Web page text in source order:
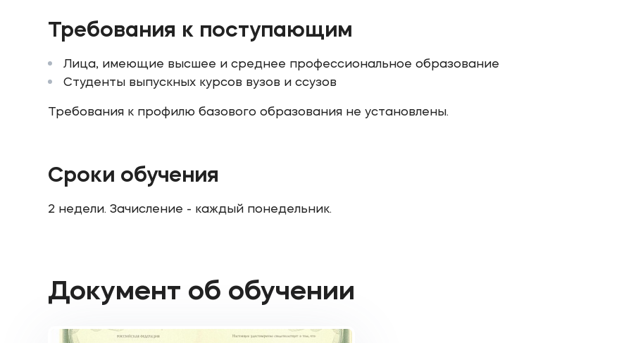
Требования к поступающим
Лица, имеющие высшее и среднее профессиональное образование
Студенты выпускных курсов вузов и ссузов
Требования к профилю базового образования не установлены.
Сроки обучения
2 недели. Зачисление - каждый понедельник.
Документ об обучении